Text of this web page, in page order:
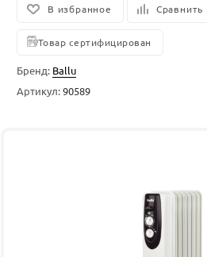
В избранное Сравнить
Товар сертифицирован
Бренд: Ballu
Артикул:90589